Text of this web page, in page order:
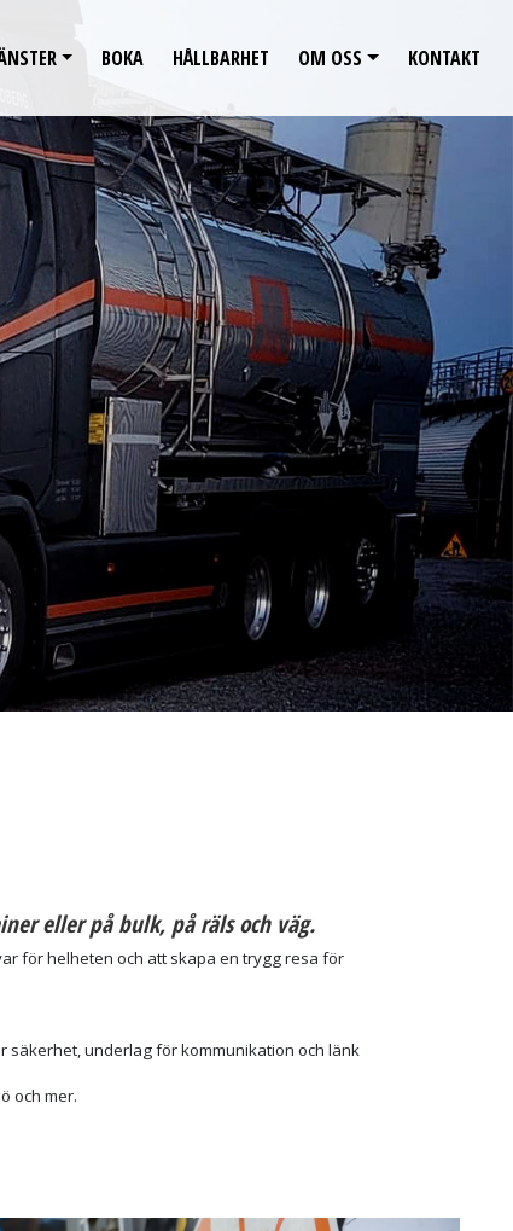
BOKA HÅLLBARHET OM OSS KONTAKT
eller på bulk, på räls och väg.
för helheten och att skapa en trygg resa för
säkerhet, underlag för kommunikation och länk
och mer.